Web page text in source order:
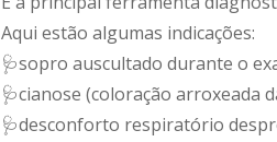
Aqui estão algumas indicações:
🩺sopro auscultado durante o
🩺cianose (coloração arroxeada
🩺desconforto respiratório